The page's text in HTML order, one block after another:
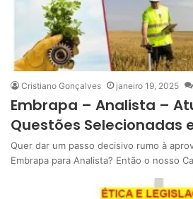
Cristiano Gonçalves janeiro 19, 2025
Embrapa – Analista –
Questões Selecionadas
Quer dar um passo decisivo rumo à
Embrapa para Analista? Então o nosso